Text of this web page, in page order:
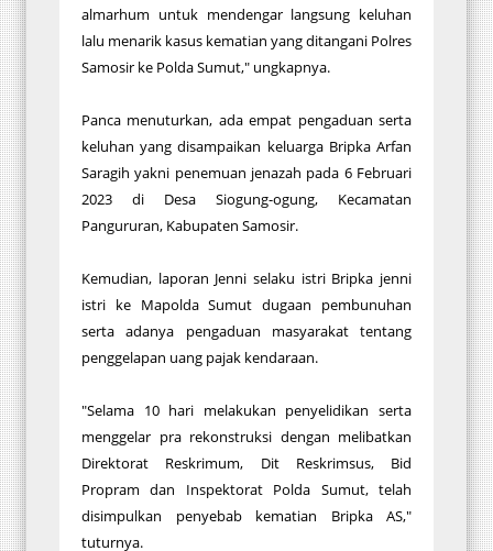
almarhum untuk mendengar langsung keluhan
lalu menarik kasus kematian yang ditangani Polres
Samosir ke Polda Sumut," ungkapnya.
Panca menuturkan, ada empat pengaduan serta
keluhan yang disampaikan keluarga Bripka Arfan
Saragih yakni penemuan jenazah pada 6 Februari
2023 di Desa Siogung-ogung, Kecamatan
Pangururan, Kabupaten Samosir.
Kemudian, laporan Jenni selaku istri Bripka jenni
istri ke Mapolda Sumut dugaan pembunuhan
serta adanya pengaduan masyarakat tentang
penggelapan uang pajak kendaraan.
"Selama 10 hari melakukan penyelidikan serta
menggelar pra rekonstruksi dengan melibatkan
Direktorat Reskrimum, Dit Reskrimsus, Bid
Propram dan Inspektorat Polda Sumut, telah
disimpulkan penyebab kematian Bripka AS,"
tuturnya.